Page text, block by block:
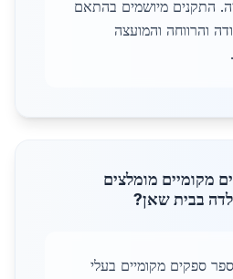
התקנים מיושמים בהתאם
והרווחה והמועצה
מקומיים מומלצים
בבית שאן?
ספקים מקומיים בעלי